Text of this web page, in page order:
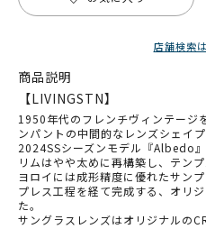
店舗検索
商品説明
【LIVINGSTN】
1950年代のフレンチヴィンテージ
ンパントの中間的なレンズシェイ
2024SSシーズンモデル『Albedo』
リムはやや太めに再構築し、テン
ヨロイには成形精度に優れたサン
プレス工程を経て完成する、オリ
た。
サングラスレンズはオリジナルの